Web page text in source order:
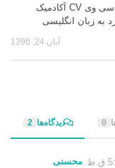
نگارش سی وی CV آکادمیک
به زبان انگلیسی
آبان 24, 1396
دیدگاه‌ها 2 0
محسنی